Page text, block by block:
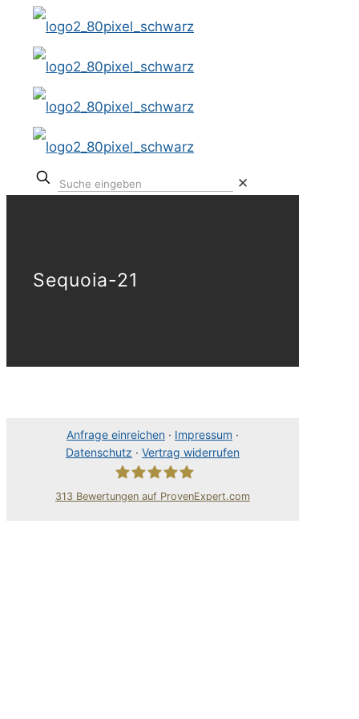
✕
Sequoia-21
Anfrage einreichen · Impressum ·
Datenschutz · Vertrag widerrufen
313 Bewertungen auf ProvenExpert.com